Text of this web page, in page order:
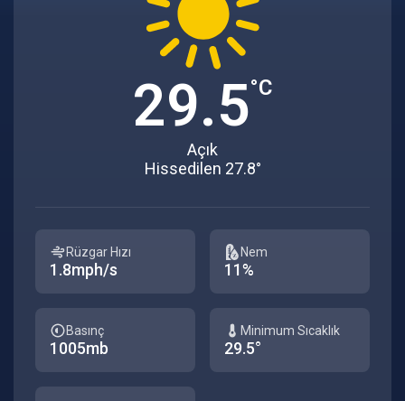
29.5°C
Açık
Hissedilen 27.8°
Rüzgar Hızı
1.8mph/s
Nem
11%
Basınç
1005mb
Minimum Sıcaklık
29.5°